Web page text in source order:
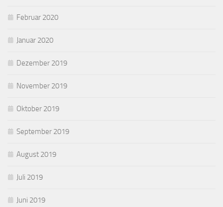
Februar 2020
Januar 2020
Dezember 2019
November 2019
Oktober 2019
September 2019
August 2019
Juli 2019
Juni 2019